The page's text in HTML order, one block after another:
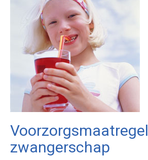
zwangerschap